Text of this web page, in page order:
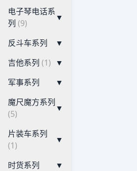
电子琴电话系
列 (9)
▼
反斗车系列
▼
吉他系列 (1) ▼
军事系列
▼
魔尺魔方系列
(5)
▼
片装车系列
(1)
▼
时货系列
▼